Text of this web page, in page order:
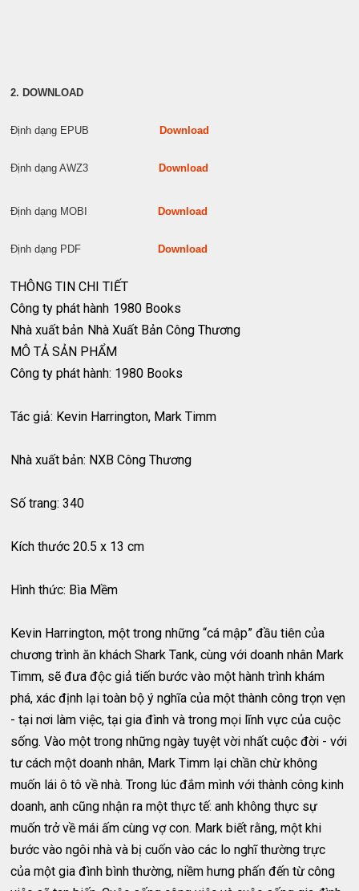
2. DOWNLOAD
Định dạng EPUB Download
Định dạng AWZ3 Download
Định dạng MOBI Download
Định dạng PDF Download
THÔNG TIN CHI TIẾT
Công ty phát hành 1980 Books
Nhà xuất bản Nhà Xuất Bản Công Thương
MÔ TẢ SẢN PHẨM
Công ty phát hành: 1980 Books
Tác giả: Kevin Harrington, Mark Timm
Nhà xuất bản: NXB Công Thương
Số trang: 340
Kích thước 20.5 x 13 cm
Hình thức: Bìa Mềm
Kevin Harrington, một trong những “cá mập” đầu tiên của
chương trình ăn khách Shark Tank, cùng với doanh nhân Mark
Timm, sẽ đưa độc giả tiến bước vào một hành trình khám
phá, xác định lại toàn bộ ý nghĩa của một thành công trọn vẹn
- tại nơi làm việc, tại gia đình và trong mọi lĩnh vực của cuộc
sống. Vào một trong những ngày tuyệt vời nhất cuộc đời - với
tư cách một doanh nhân, Mark Timm lại chần chừ không
muốn lái ô tô về nhà. Trong lúc đắm mình với thành công kinh
doanh, anh cũng nhận ra một thực tế: anh không thực sự
muốn trở về mái ấm cùng vợ con. Mark biết rằng, một khi
bước vào ngôi nhà và bị cuốn vào các lo nghĩ thường trực
của một gia đình bình thường, niềm hưng phấn đến từ công